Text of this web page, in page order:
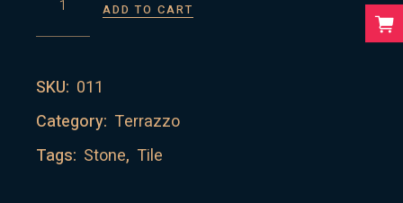
ADD TO CART
SKU: 011
Category: Terrazzo
Tags: Stone, Tile